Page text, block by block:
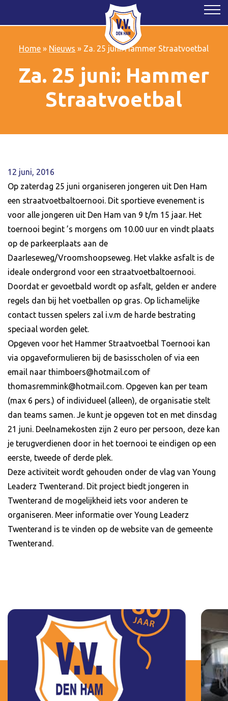
Home » Nieuws » Za. 25 juni: Hammer Straatvoetbal
Za. 25 juni: Hammer
Straatvoetbal
12 juni, 2016
Op zaterdag 25 juni organiseren jongeren uit Den Ham
een straatvoetbaltoernooi. Dit sportieve evenement is
voor alle jongeren uit Den Ham van 9 t/m 15 jaar. Het
toernooi begint ’s morgens om 10.00 uur en vindt plaats
op de parkeerplaats aan de
Daarleseweg/Vroomshoopseweg. Het vlakke asfalt is de
ideale ondergrond voor een straatvoetbaltoernooi.
Doordat er gevoetbald wordt op asfalt, gelden er andere
regels dan bij het voetballen op gras. Op lichamelijke
contact tussen spelers zal i.v.m de harde bestrating
speciaal worden gelet.
Opgeven voor het Hammer Straatvoetbal Toernooi kan
via opgaveformulieren bij de basisscholen of via een
email naar thimboers@hotmail.com of
thomasremmink@hotmail.com. Opgeven kan per team
(max 6 pers.) of individueel (alleen), de organisatie stelt
dan teams samen. Je kunt je opgeven tot en met dinsdag
21 juni. Deelnamekosten zijn 2 euro per persoon, deze kan
je terugverdienen door in het toernooi te eindigen op een
eerste, tweede of derde plek.
Deze activiteit wordt gehouden onder de vlag van Young
Leaderz Twenterand. Dit project biedt jongeren in
Twenterand de mogelijkheid iets voor anderen te
organiseren. Meer informatie over Young Leaderz
Twenterand is te vinden op de website van de gemeente
Twenterand.